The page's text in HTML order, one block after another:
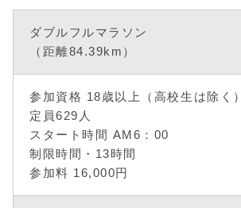
ダブルフルマラソン
（距離84.39km）
参加資格 18歳以上（高校生は除く）
定員629人
スタート時間 AM6：00
制限時間・13時間
参加料 16,000円